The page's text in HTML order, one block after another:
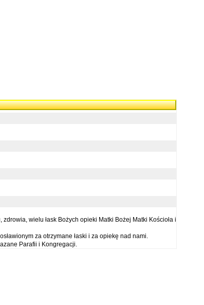
wielu łask Bożych opieki Matki Bożej Matki Kościoła i
za otrzymane łaski i za opiekę nad nami.
Parafii i Kongregacji.